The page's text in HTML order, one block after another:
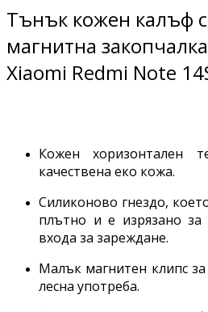
Тънък кожен калъф
магнитна
Xiaomi Redmi Note
Кожен хоризонтален
качествена еко кожа.
Силиконово гнездо,
плътно и е изрязано за
входа за зареждане.
Малък магнитен клипс
лесна употреба.